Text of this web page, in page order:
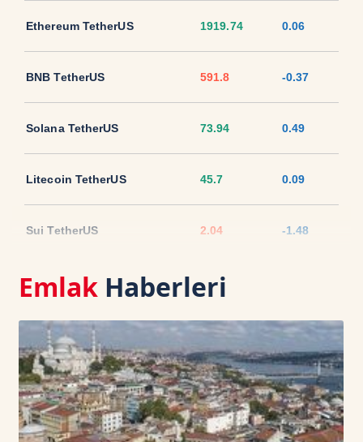
Ethereum TetherUS 1919.74 0.06
BNB TetherUS 591.8 -0.37
Solana TetherUS 73.94 0.49
Litecoin TetherUS 45.7 0.09
Sui TetherUS 2.04 -1.48
Ripple TetherUS 1.0303
USD Coin TetherUS 1.0007 -0.01
USDT 1.0003 0
TRON TetherUS 0.3282 0.21
Emlak Haberleri